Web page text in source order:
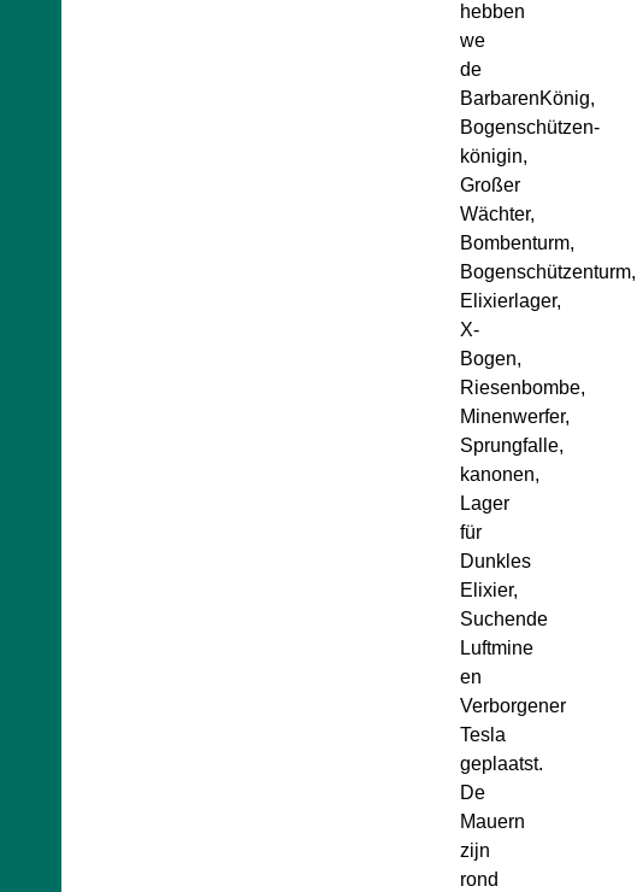
hebben
we
de
BarbarenKönig,
Bogenschützen-
königin,
Großer
Wächter,
Bombenturm,
Bogenschützenturm,
Elixierlager,
X-
Bogen,
Riesenbombe,
Minenwerfer,
Sprungfalle,
kanonen,
Lager
für
Dunkles
Elixier,
Suchende
Luftmine
en
Verborgener
Tesla
geplaatst.
De
Mauern
zijn
rond